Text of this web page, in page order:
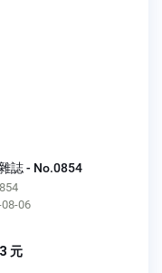
誌 - No.0854
06
元